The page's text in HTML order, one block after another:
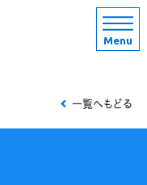
Menu
一覧へもどる